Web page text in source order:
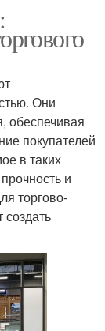
Они
обеспечивая
покупателей
в таких
и
торгово-
создать